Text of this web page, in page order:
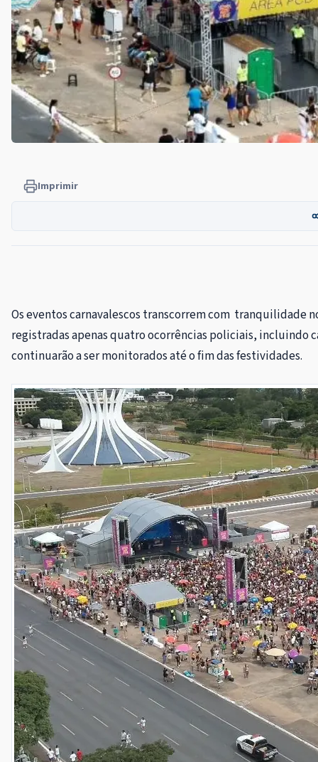
Imprimir
Os eventos carnavalescos transcorrem com tranquilidade
registradas apenas quatro ocorrências policiais, incluindo
continuarão a ser monitorados até o fim das festividades.